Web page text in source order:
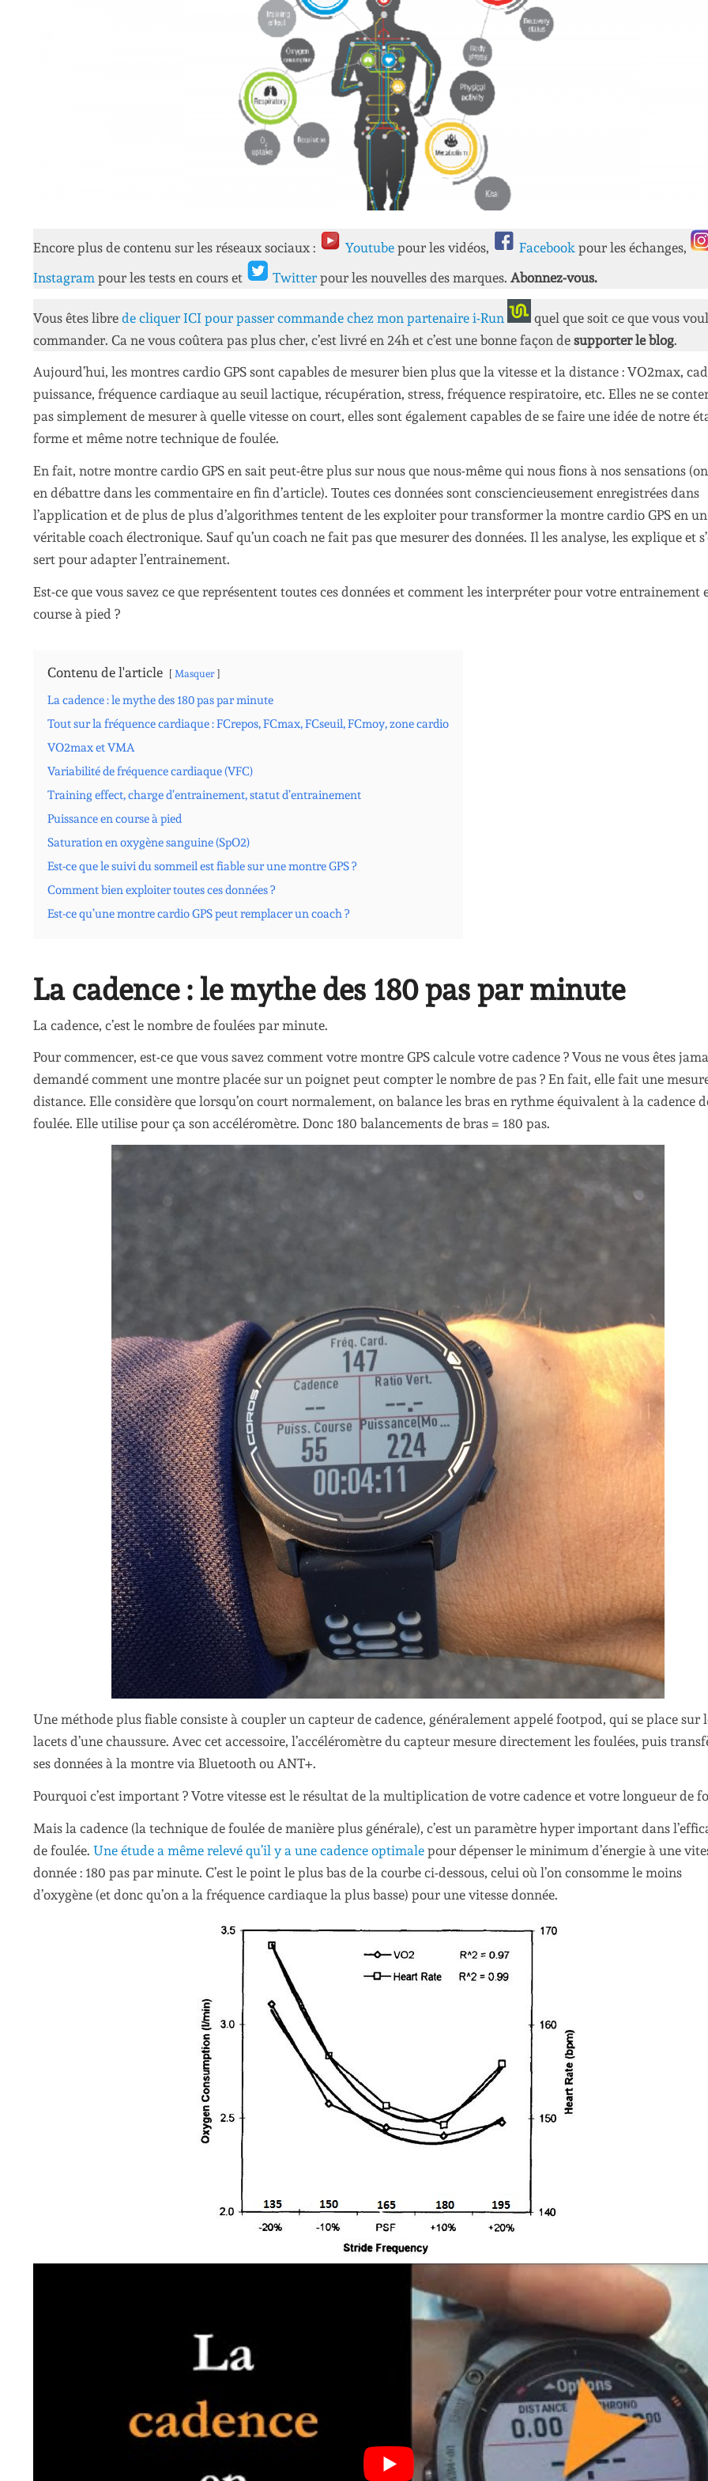
Encore plus de contenu sur les réseaux sociaux : Youtube pour les vidéos, Facebook pour les échanges,
Instagram pour les tests en cours et Twitter pour les nouvelles des marques. Abonnez-vous.
Vous êtes libre de cliquer ICI pour passer commande chez mon partenaire i-Run
quel que soit ce que vous
commander. Ca ne vous coûtera pas plus cher, c’est livré en 24h et c’est une bonne façon de supporter le blog.
Aujourd’hui, les montres cardio GPS sont capables de mesurer bien plus que la vitesse et la distance : VO2max,
puissance, fréquence cardiaque au seuil lactique, récupération, stress, fréquence respiratoire, etc. Elles ne se
pas simplement de mesurer à quelle vitesse on court, elles sont également capables de se faire une idée de notre
forme et même notre technique de foulée.
En fait, notre montre cardio GPS en sait peut-être plus sur nous que nous-même qui nous fions à nos sensations
en débattre dans les commentaire en fin d’article). Toutes ces données sont consciencieusement enregistrées dans
l’application et de plus de plus d’algorithmes tentent de les exploiter pour transformer la montre cardio GPS en un
véritable coach électronique. Sauf qu’un coach ne fait pas que mesurer des données. Il les analyse, les explique et
sert pour adapter l’entrainement.
Est-ce que vous savez ce que représentent toutes ces données et comment les interpréter pour votre entrainement
course à pied ?
Contenu de l'article Masquer
La cadence : le mythe des 180 pas par minute
Tout sur la fréquence cardiaque : FCrepos, FCmax, FCseuil, FCmoy, zone cardio
VO2max et VMA
Variabilité de fréquence cardiaque (VFC)
Training effect, charge d’entrainement, statut d’entrainement
Puissance en course à pied
Saturation en oxygène sanguine (SpO2)
Est-ce que le suivi du sommeil est fiable sur une montre GPS ?
Comment bien exploiter toutes ces données ?
Est-ce qu’une montre cardio GPS peut remplacer un coach ?
La cadence : le mythe des 180 pas par minute
La cadence, c’est le nombre de foulées par minute.
Pour commencer, est-ce que vous savez comment votre montre GPS calcule votre cadence ? Vous ne vous êtes
demandé comment une montre placée sur un poignet peut compter le nombre de pas ? En fait, elle fait une
distance. Elle considère que lorsqu’on court normalement, on balance les bras en rythme équivalent à la cadence
foulée. Elle utilise pour ça son accéléromètre. Donc 180 balancements de bras = 180 pas.
Une méthode plus fiable consiste à coupler un capteur de cadence, généralement appelé footpod, qui se place sur
lacets d’une chaussure. Avec cet accessoire, l’accéléromètre du capteur mesure directement les foulées, puis
ses données à la montre via Bluetooth ou ANT+.
Pourquoi c’est important ? Votre vitesse est le résultat de la multiplication de votre cadence et votre longueur de
Mais la cadence (la technique de foulée de manière plus générale), c’est un paramètre hyper important dans
de foulée. Une étude a même relevé qu’il y a une cadence optimale pour dépenser le minimum d’énergie à une
donnée : 180 pas par minute. C’est le point le plus bas de la courbe ci-dessous, celui où l’on consomme le moins
d’oxygène (et donc qu’on a la fréquence cardiaque la plus basse) pour une vitesse donnée.